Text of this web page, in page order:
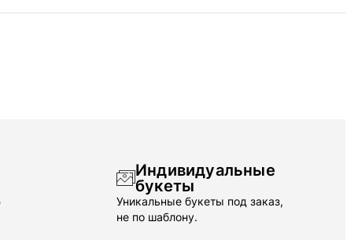
Индивидуальные
букеты
Уникальные букеты под заказ,
не по шаблону.